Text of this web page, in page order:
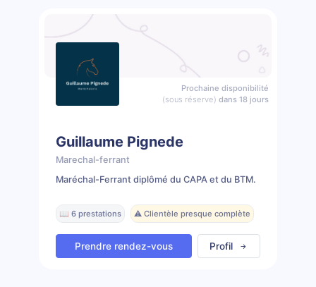
Prochaine disponibilité
(sous réserve) dans 18 jours
Guillaume Pignede
Marechal-ferrant
Maréchal-Ferrant diplômé du CAPA et du BTM.
📖 6 prestations ⚠️ Clientèle presque complète
Prendre rendez-vous Profil